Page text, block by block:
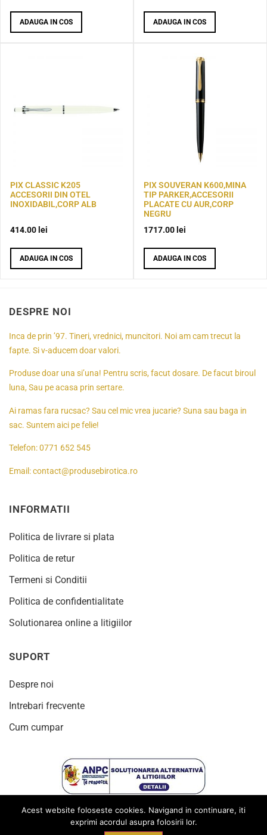
ADAUGA IN COS ADAUGA IN COS
PIX CLASSIC K205
ACCESORII DIN OTEL
INOXIDABIL,CORP ALB
414.00 lei
ADAUGA IN COS
PIX SOUVERAN K600,MINA
TIP PARKER,ACCESORII
PLACATE CU AUR,CORP
NEGRU
1717.00 lei
ADAUGA IN COS
DESPRE NOI
Inca de prin ’97. Tineri, vrednici, muncitori. Noi am cam trecut la
fapte. Si v-aducem doar valori.
Produse doar una si’una! Pentru scris, facut dosare. De facut biroul
luna, Sau pe acasa prin sertare.
Ai ramas fara rucsac? Sau cel mic vrea jucarie? Suna sau baga in
sac. Suntem aici pe felie!
Telefon:0771 652 545
Email:contact@produsebirotica.ro
INFORMATII
Politica de livrare si plata
Politica de retur
Termeni si Conditii
Politica de confidentialitate
Solutionarea online a litigiilor
SUPORT
Despre noi
Intrebari frecvente
Cum cumpar
Acest website foloseste cookies. Navigand in continuare, iti
exprimi acordul asupra folosirii lor.